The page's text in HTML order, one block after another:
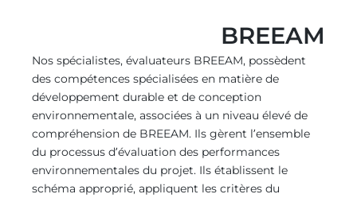
BREEAM
Nos spécialistes, évaluateurs BREEAM, possèdent
des compétences spécialisées en matière de
développement durable et de conception
environnementale, associées à un niveau élevé de
compréhension de BREEAM. Ils gèrent l’ensemble
du processus d’évaluation des performances
environnementales du projet. Ils établissent le
schéma approprié, appliquent les critères du